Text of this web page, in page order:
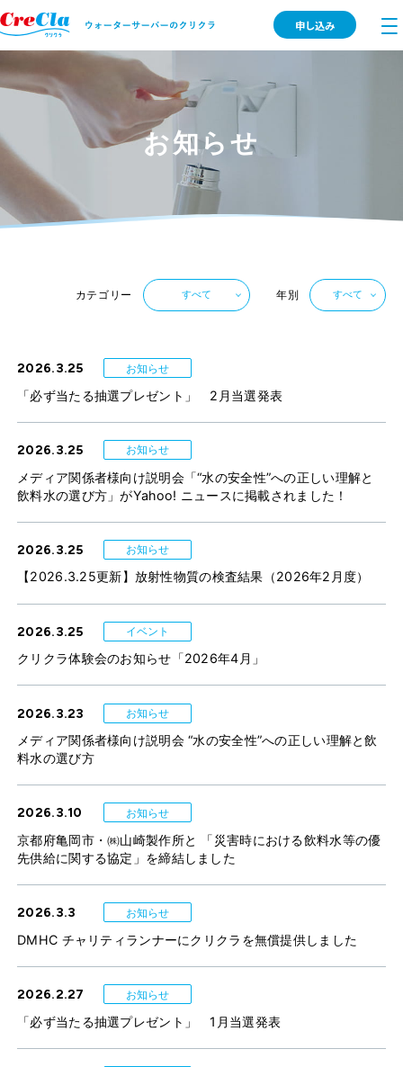
申し込み
お知らせ
カテゴリー すべて 年別 すべて
2026.3.25 お知らせ
「必ず当たる抽選プレゼント」 2月当選発表
2026.3.25 お知らせ
メディア関係者様向け説明会「“水の安全性”への正しい理解と
飲料水の選び方」がYahoo! ニュースに掲載されました！
2026.3.25 お知らせ
【2026.3.25更新】放射性物質の検査結果（2026年2月度）
2026.3.25 イベント
クリクラ体験会のお知らせ「2026年4月」
2026.3.23 お知らせ
メディア関係者様向け説明会 “水の安全性”への正しい理解と飲
料水の選び方
2026.3.10 お知らせ
京都府亀岡市・㈱山崎製作所と 「災害時における飲料水等の優
先供給に関する協定」を締結しました
2026.3.3 お知らせ
DMHC チャリティランナーにクリクラを無償提供しました
2026.2.27 お知らせ
「必ず当たる抽選プレゼント」 1月当選発表